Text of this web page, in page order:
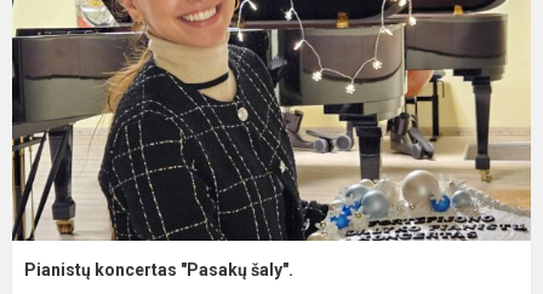
Pianistų koncertas "Pasakų šaly".